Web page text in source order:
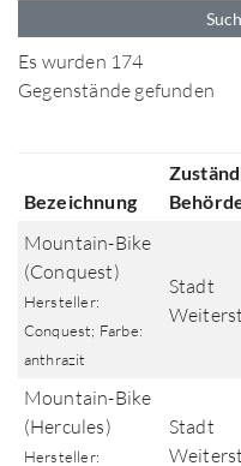
Es wurden 174
Gegenstände gefunden
Bezeichnung
Mountain-Bike
(Conquest)
Hersteller:
Conquest; Farbe:
anthrazit
Stadt
Mountain-Bike
(Hercules)
Hersteller:
Stadt